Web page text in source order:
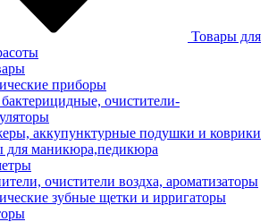
Товары для
приборы
очистители-
аккупунктурные подушки и коврики
для маникюра,педикюра
очистители воздха, ароматизаторы
зубные щетки и ирригаторы